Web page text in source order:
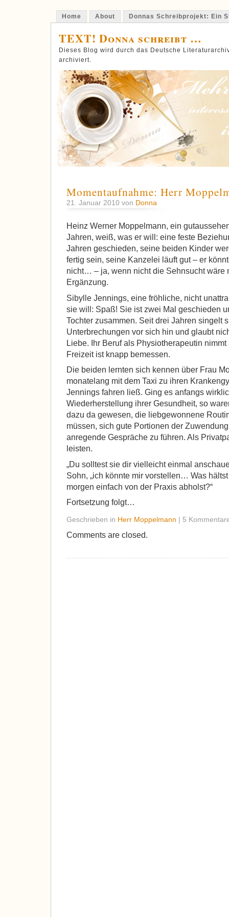
Home About Donnas Schreibprojekt: Ein
TEXT! Donna schreibt …
Dieses Blog wird durch das Deutsche
archiviert.
Momentaufnahme: Herr
21. Januar 2010 von Donna
Heinz Werner Moppelmann, ein
Jahren, weiß, was er will: eine feste
Jahren geschieden, seine beiden Kinder
fertig sein, seine Kanzelei läuft gut – er
nicht… – ja, wenn nicht die Sehnsucht wäre
Ergänzung.
Sibylle Jennings, eine fröhliche, nicht
sie will: Spaß! Sie ist zwei Mal geschieden
Tochter zusammen. Seit drei Jahren singelt
Unterbrechungen vor sich hin und glaubt
Liebe. Ihr Beruf als Physiotherapeutin
Freizeit ist knapp bemessen.
Die beiden lernten sich kennen über Frau
monatelang mit dem Taxi zu ihren
Jennings fahren ließ. Ging es anfangs
Wiederherstellung ihrer Gesundheit, so
dazu da gewesen, die liebgewonnene
müssen, sich gute Portionen der
anregende Gespräche zu führen. Als
leisten.
„Du solltest sie dir vielleicht einmal
Sohn, „ich könnte mir vorstellen… Was
morgen einfach von der Praxis abholst?“
Fortsetzung folgt…
Geschrieben in Herr Moppelmann | 5
Comments are closed.